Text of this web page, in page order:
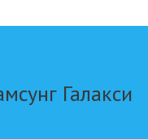
Галакси